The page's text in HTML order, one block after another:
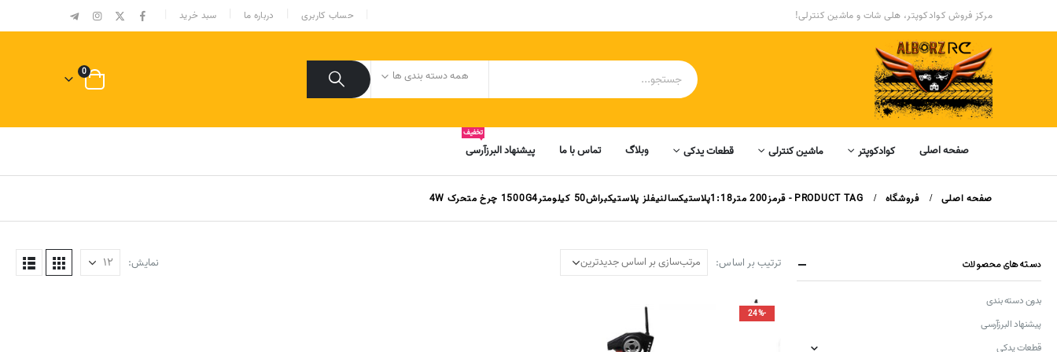
مرکز فروش کوادکوپتر، هلی شات و ماشین کنترلی! حساب کاربری درباره ما سبد خرید
همه دسته بندی ها 0
صفحه اصلی کوادکوپتر ماشین کنترلی قطعات یدکی وبلاگ تماس با ما پیشنهاد البرزآرسی
تخفیف
صفحه اصلی فروشگاه PRODUCT TAG - قرمز200 متر1:18پلاستیکسالنیفلز پلاستیکبراش50 کیلومتر1500G4 چرخ متحرک 4W
ترتیب بر اساس: نمایش:
-24%
دسته‌های محصولات
بدون دسته بندی
پیشنهاد البرزآرسی
قطعات یدکی